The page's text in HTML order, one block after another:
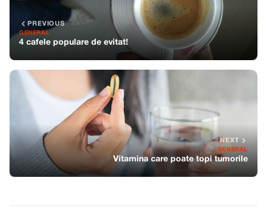
PREVIOUS
GENERAL
4 cafele populare de evitat!
NEXT
GENERAL
Vitamina care poate topi tumorile